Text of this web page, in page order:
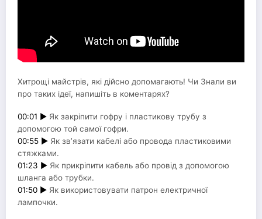
Хитрощі майстрів, які дійсно допомагають! Чи Знали ви
про таких ідеї, напишіть в коментарях?
00:01 ► Як закріпити гофру і пластикову трубу з
допомогою той самої гофри.
00:55 ► Як зв’язати кабелі або провода пластиковими
стяжками.
01:23 ► Як прикріпити кабель або провід з допомогою
шланга або трубки.
01:50 ► Як використовувати патрон електричної
лампочки.